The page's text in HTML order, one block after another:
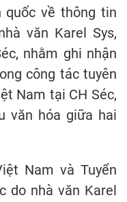
quốc về thông tin
văn Karel Sys,
nhằm ghi nhận
công tác tuyên
Nam tại CH Séc,
văn hóa giữa hai
Nam và Tuyển
do nhà văn Karel